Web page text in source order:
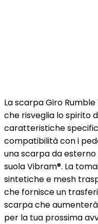
La scarpa Giro
che risveglia lo spirito
caratteristiche
compatibilità con i
una scarpa da
suola Vibram®. La
sintetiche e mesh
che fornisce un
scarpa che
per la tua prossima